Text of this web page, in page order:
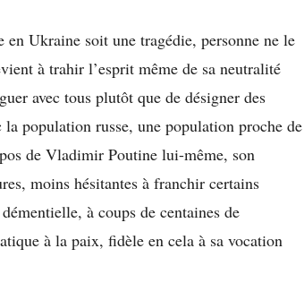
Ukraine soit une tragédie, personne ne le
à trahir l’esprit même de sa neutralité
avec tous plutôt que de désigner des
population russe, une population proche de
de Vladimir Poutine lui-même, son
moins hésitantes à franchir certains
à coups de centaines de
à la paix, fidèle en cela à sa vocation